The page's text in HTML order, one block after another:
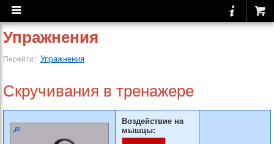
Упражнения
Перейти: Упражнения
Скручивания в тренажере
Воздействие на
мышцы: